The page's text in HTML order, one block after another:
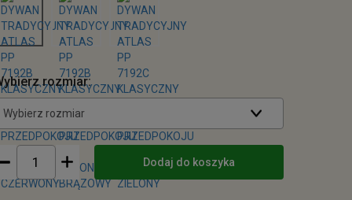
rozmiar:
Wybierz rozmiar
Dodaj do koszyka